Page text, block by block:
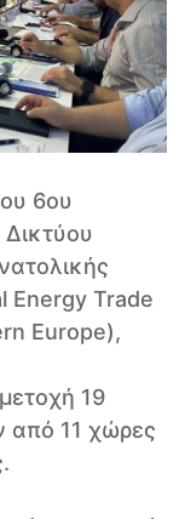
6ου
Energy Trade
Europe),
19
από 11 χώρες